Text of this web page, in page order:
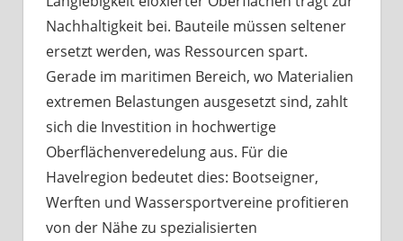
Nachhaltigkeit bei. Bauteile müssen seltener
ersetzt werden, was Ressourcen spart.
Gerade im maritimen Bereich, wo Materialien
extremen Belastungen ausgesetzt sind, zahlt
sich die Investition in hochwertige
Oberflächenveredelung aus. Für die
Havelregion bedeutet dies: Bootseigner,
Werften und Wassersportvereine profitieren
von der Nähe zu spezialisierten